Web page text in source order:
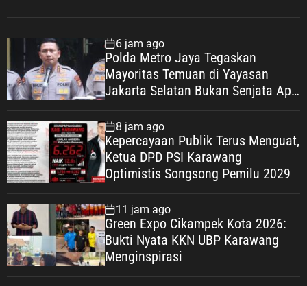
6 jam ago
Polda Metro Jaya Tegaskan
Mayoritas Temuan di Yayasan
Jakarta Selatan Bukan Senjata Api,
8 jam ago
Kepercayaan Publik Terus Menguat,
Ketua DPD PSI Karawang
Optimistis Songsong Pemilu 2029
11 jam ago
Green Expo Cikampek Kota 2026:
Bukti Nyata KKN UBP Karawang
Menginspirasi